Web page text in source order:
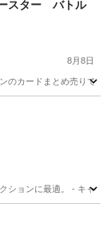
スター バトル
8月8日
のカードまとめ売りです
ションに最適。 - キャ